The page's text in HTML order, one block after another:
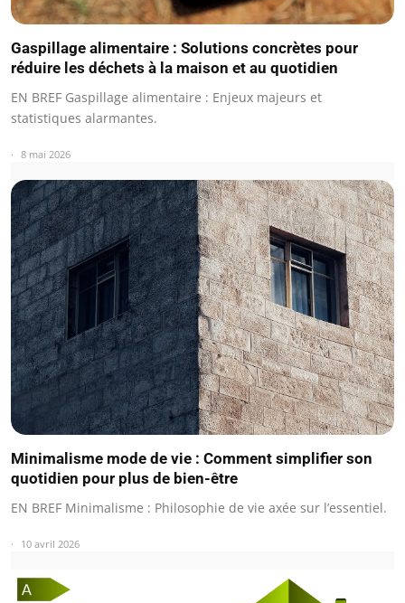
Gaspillage alimentaire : Solutions concrètes pour
réduire les déchets à la maison et au quotidien
EN BREF Gaspillage alimentaire : Enjeux majeurs et
statistiques alarmantes.
8 mai 2026
Minimalisme mode de vie : Comment simplifier son
quotidien pour plus de bien-être
EN BREF Minimalisme : Philosophie de vie axée sur l’essentiel.
10 avril 2026